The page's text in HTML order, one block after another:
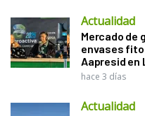
Actualidad
Mercado de
envases
Aapresid en
hace 3 días
Actualidad